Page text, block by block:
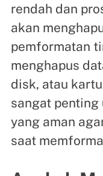
rendah dan
akan
pemformatan
menghapus
disk, atau
sangat penting
yang aman
saat